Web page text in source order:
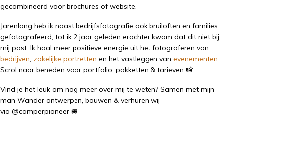
gecombineerd voor brochures of website.
Jarenlang heb ik naast bedrijfsfotografie ook bruiloften en families
gefotografeerd, tot ik 2 jaar geleden erachter kwam dat dit niet bij
mij past. Ik haal meer positieve energie uit het fotograferen van
bedrijven, zakelijke portretten en het vastleggen van evenementen.
Scrol naar beneden voor portfolio, pakketten & tarieven 📸
Vind je het leuk om nog meer over mij te weten? Samen met mijn
man Wander ontwerpen, bouwen & verhuren wij
via @camperpioneer🚐